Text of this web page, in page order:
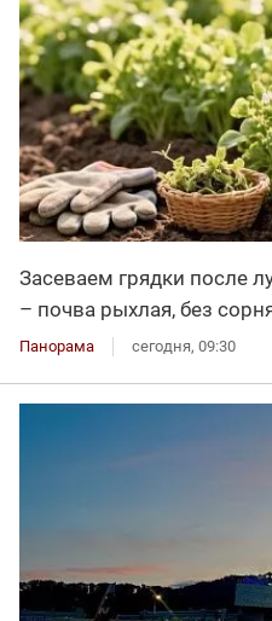
Засеваем грядки после
– почва рыхлая, без
Панорама сегодня, 09:30